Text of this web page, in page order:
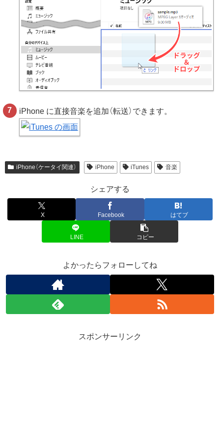
iPhone に直接音楽を追加（転送）できます。
iPhone（ケータイ関連） iPhone iTunes 音楽
シェアする
X Facebook はてブ
LINE コピー
よかったらフォローしてね
スポンサーリンク